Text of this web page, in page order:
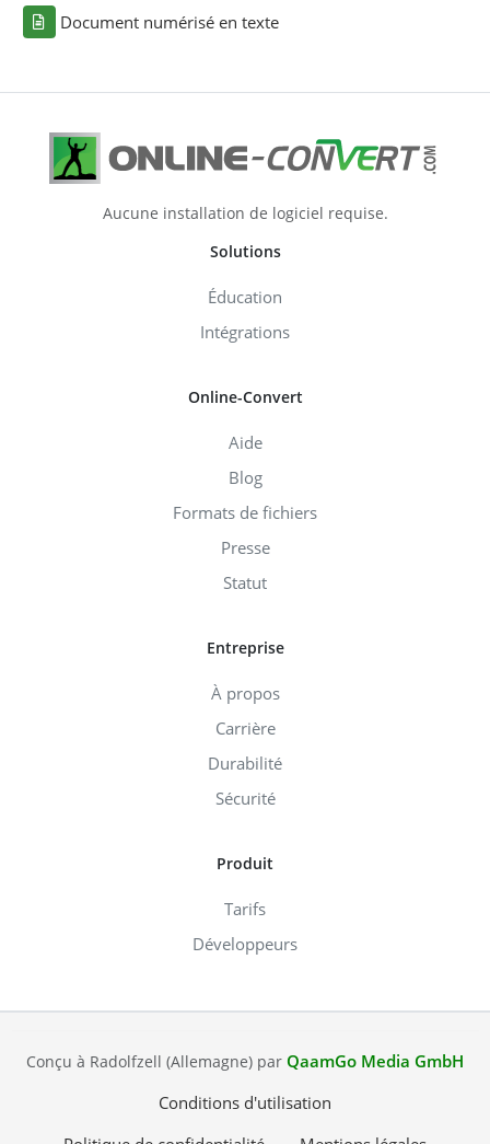
Document numérisé en texte
Aucune installation de logiciel requise.
Solutions
Éducation
Intégrations
Online-Convert
Aide
Blog
Formats de fichiers
Presse
Statut
Entreprise
À propos
Carrière
Durabilité
Sécurité
Produit
Tarifs
Développeurs
Conçu à Radolfzell (Allemagne) par QaamGo Media GmbH
Conditions d'utilisation